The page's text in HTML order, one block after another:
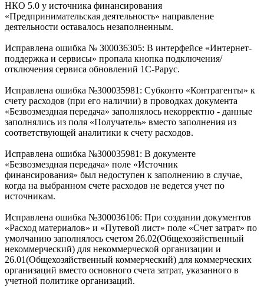
НКО 5.0 у источника финансирования
«Предпринимательская деятельность» направление
деятельности оставалось незаполненным.
Исправлена ошибка № З00036305: В интерфейсе «Интернет-
поддержка и сервисы» пропала кнопка подключения/
отключения сервиса обновлений 1С-Рарус.
Исправлена ошибка №З00035981: Субконто «Контрагенты» к
счету расходов (при его наличии) в проводках документа
«Безвозмездная передача» заполнялось некорректно - данные
заполнялись из поля «Получатель» вместо заполнения из
соответствующей аналитики к счету расходов.
Исправлена ошибка №З00035981: В документе
«Безвозмездная передача» поле «Источник
финансирования» был недоступен к заполнению в случае,
когда на выбранном счете расходов не ведется учет по
источникам.
Исправлена ошибка №З00036106: При создании документов
«Расход материалов» и «Путевой лист» поле «Счет затрат» по
умолчанию заполнялось счетом 26.02(Общехозяйственный
некоммерческий) для некоммерческой организации и
26.01(Общехозяйственный коммерческий) для коммерческих
организаций вместо основного счета затрат, указанного в
учетной политике организаций.